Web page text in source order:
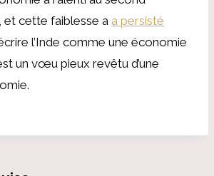
et cette faiblesse a a persisté
l’Inde comme une économie
un vœu pieux revêtu d’une